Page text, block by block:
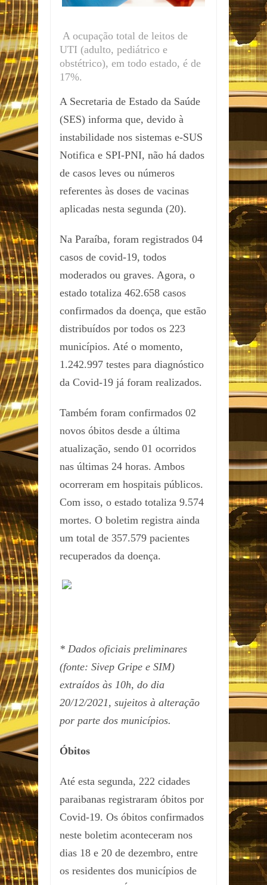
A ocupação total de leitos de
UTI (adulto, pediátrico e
obstétrico), em todo estado, é de
17%.
A Secretaria de Estado da Saúde
(SES) informa que, devido à
instabilidade nos sistemas e-SUS
Notifica e SPI-PNI, não há dados
de casos leves ou números
referentes às doses de vacinas
aplicadas nesta segunda (20).
Na Paraíba, foram registrados 04
casos de covid-19, todos
moderados ou graves. Agora, o
estado totaliza 462.658 casos
confirmados da doença, que estão
distribuídos por todos os 223
municípios. Até o momento,
1.242.997 testes para diagnóstico
da Covid-19 já foram realizados.
Também foram confirmados 02
novos óbitos desde a última
atualização, sendo 01 ocorridos
nas últimas 24 horas. Ambos
ocorreram em hospitais públicos.
Com isso, o estado totaliza 9.574
mortes. O boletim registra ainda
um total de 357.579 pacientes
recuperados da doença.
* Dados oficiais preliminares
(fonte: Sivep Gripe e SIM)
extraídos às 10h, do dia
20/12/2021, sujeitos à alteração
por parte dos municípios.
Óbitos
Até esta segunda, 222 cidades
paraibanas registraram óbitos por
Covid-19. Os óbitos confirmados
neste boletim aconteceram nos
dias 18 e 20 de dezembro, entre
os residentes dos municípios de